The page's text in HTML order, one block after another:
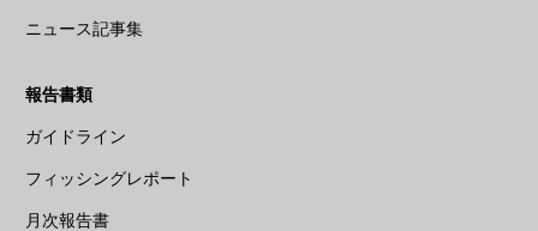
ニュース記事集
報告書類
ガイドライン
フィッシングレポート
月次報告書